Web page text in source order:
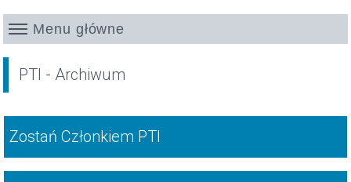
Menu główne
PTI - Archiwum
Zostań Członkiem PTI